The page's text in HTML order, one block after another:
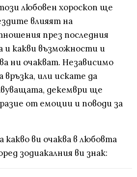
любовен хороскоп ще
влияят на
през последния
и какви възможности и
ни очакват. Независимо
или искате да
декември ще
от емоции и поводи за
ви очаква в любовта
зодиакалния ви знак: